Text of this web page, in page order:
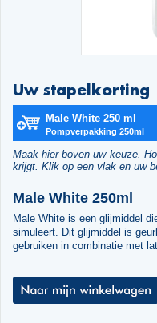
Uw stapelkorting
Male White 250 ml
Pompverpakking 250ml
Maak hier boven uw keuze.
krijgt. Klik op een vlak en uw
Male White 250ml
Male White is een glijmiddel
simuleert. Dit glijmiddel is
gebruiken in combinatie met